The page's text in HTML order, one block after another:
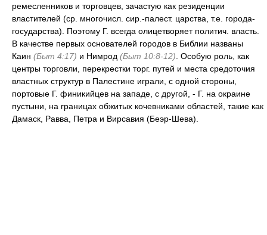
ремесленников и торговцев, зачастую как резиденции
властителей (ср. многочисл. сир.-палест. царства, т.е. города-
государства). Поэтому Г. всегда олицетворяет политич. власть.
В качестве первых основателей городов в Библии названы
Каин (Быт 4:17) и Нимрод (Быт 10:8-12) . Особую роль, как
центры торговли, перекрестки торг. путей и места средоточия
властных структур в Палестине играли, с одной стороны,
портовые Г. финикийцев на западе, с другой, - Г. на окраине
пустыни, на границах обжитых кочевниками областей, такие как
Дамаск, Равва, Петра и Вирсавия (Беэр-Шева).